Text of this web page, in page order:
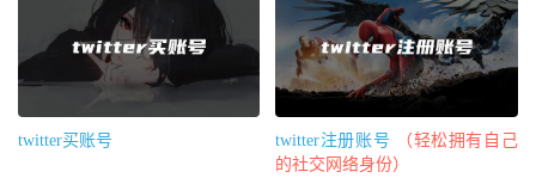
twitter买账号 twitter注册账号
（轻松拥有自己
的社交网络身份）